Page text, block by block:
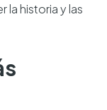
la historia y las